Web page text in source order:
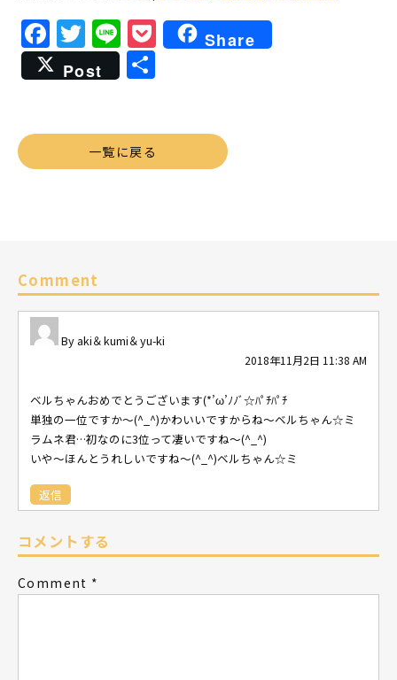
Facebook
Twitter
LinePocket
Share
Post
共
一覧に戻る
Comment
aki＆kumi＆yu-ki
2018年11月2日 11:38 AM
ベルちゃんおめでとうございます(*’ω’ﾉﾉﾞ☆ﾊﾟﾁﾊﾟﾁ
単独の一位ですか～(^_^)かわいいですからね～ベルちゃん☆ミ
ラムネ君…初なのに3位って凄いですね～(^_^)
いや～ほんとうれしいですね～(^_^)ベルちゃん☆ミ
返信
コメントする
Comment *